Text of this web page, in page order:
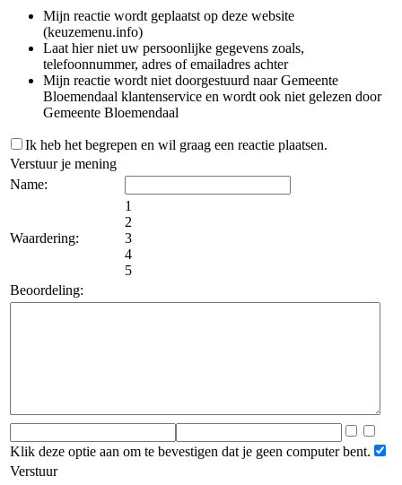
Mijn reactie wordt geplaatst op deze website
(keuzemenu.info)
Laat hier niet uw persoonlijke gegevens zoals,
telefoonnummer, adres of emailadres achter
Mijn reactie wordt niet doorgestuurd naar Gemeente
Bloemendaal klantenservice en wordt ook niet gelezen door
Gemeente Bloemendaal
Ik heb het begrepen en wil graag een reactie plaatsen.
Verstuur je mening
Name:
Waardering:
1
2
3
4
5
Beoordeling:
Klik deze optie aan om te bevestigen dat je geen computer bent.
Verstuur